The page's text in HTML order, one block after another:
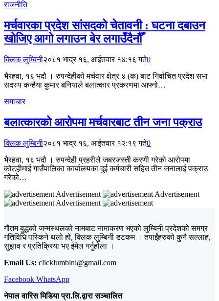
राजनीति
मर्चवारका प्रदेश सांसदको चेतावनी : घटना दबाउन
खोजिए आगो लगाउन बेर लगाउँदैनौँ
क्लिक लुम्बिनी२०८१ भाद्र १६, आईतवार १४:१६ गते0
भैरहवा, १६ भदौ । रुपन्देहीको मर्चवार क्षेत्र ४ (क) बाट निर्वाचित प्रदेश सभा
सदस्य कन्हैया कुमार बनियाले बलात्कार प्रकरणमा आफ्नो…
समाचार
बलात्कारको आरोपमा मर्चवारबाट तीन जना पक्राउ
क्लिक लुम्बिनी२०८१ भाद्र १६, आईतवार १२:१९ गते0
भैरहवा, १६ भदौ । रुपन्देही प्रहरीले जबरजस्ती करणी गरेको आरोपमा
कोटहीमाई गाउँपालिका कार्यालयका दुई कर्मचारी सहित तीन जनालाई पक्राउ
गरेको…
Advertisement
Advertisement
Advertisement
गौतम बुद्धको जन्मस्थलको नामबाट नामाकरण भएको लुम्बिनी प्रदेशको समग्र
गतिविधि पस्किने थलो हो, क्लिक लुम्बिनी डटकम । तपाईंहरुको कुनै सल्लाह,
सुझाव र प्रतिक्रिया भए ईमेल गर्नुहोला ।
Email Us: clicklumbini@gmail.com
Facebook WhatsApp
नेपाल वारिस मिडिया प्रा.लि.द्वारा सञ्चालित